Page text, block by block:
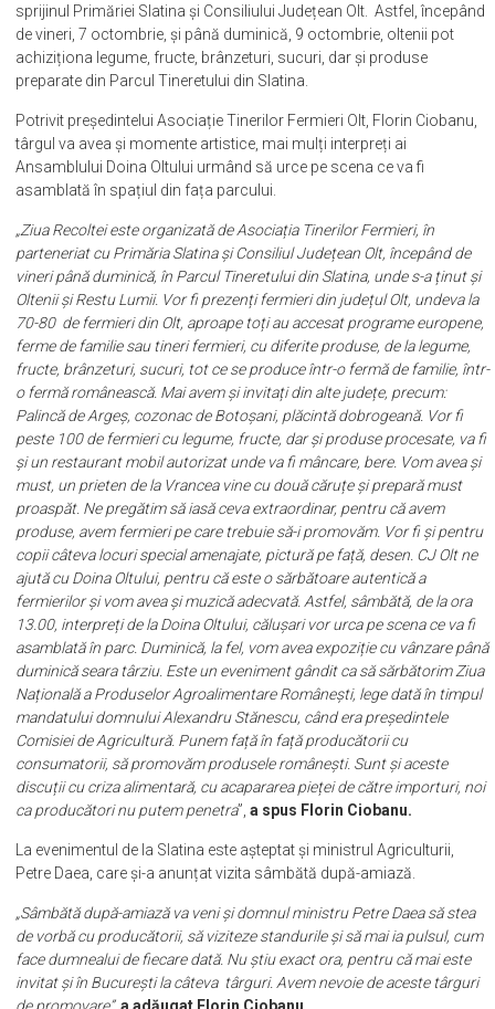
sprijinul Primăriei Slatina și Consiliului Județean Olt. Astfel, începând
de vineri, 7 octombrie, și până duminică, 9 octombrie, oltenii pot
achiziționa legume, fructe, brânzeturi, sucuri, dar și produse
preparate din Parcul Tineretului din Slatina.
Potrivit președintelui Asociație Tinerilor Fermieri Olt, Florin Ciobanu,
târgul va avea și momente artistice, mai mulți interpreți ai
Ansamblului Doina Oltului urmând să urce pe scena ce va fi
asamblată în spațiul din fața parcului.
„Ziua Recoltei este organizată de Asociația Tinerilor Fermieri, în
parteneriat cu Primăria Slatina și Consiliul Județean Olt, începând de
vineri până duminică, în Parcul Tineretului din Slatina, unde s-a ținut și
Oltenii și Restu Lumii. Vor fi prezenți fermieri din județul Olt, undeva la
70-80 de fermieri din Olt, aproape toți au accesat programe europene,
ferme de familie sau tineri fermieri, cu diferite produse, de la legume,
fructe, brânzeturi, sucuri, tot ce se produce într-o fermă de familie, într-
o fermă românească. Mai avem și invitați din alte județe, precum:
Palincă de Argeș, cozonac de Botoșani, plăcintă dobrogeană. Vor fi
peste 100 de fermieri cu legume, fructe, dar și produse procesate, va fi
și un restaurant mobil autorizat unde va fi mâncare, bere. Vom avea și
must, un prieten de la Vrancea vine cu două căruțe și prepară must
proaspăt. Ne pregătim să iasă ceva extraordinar, pentru că avem
produse, avem fermieri pe care trebuie să-i promovăm. Vor fi și pentru
copii câteva locuri special amenajate, pictură pe față, desen. CJ Olt ne
ajută cu Doina Oltului, pentru că este o sărbătoare autentică a
fermierilor și vom avea și muzică adecvată. Astfel, sâmbătă, de la ora
13.00, interpreți de la Doina Oltului, călușari vor urca pe scena ce va fi
asamblată în parc. Duminică, la fel, vom avea expoziție cu vânzare până
duminică seara târziu. Este un eveniment gândit ca să sărbătorim Ziua
Națională a Produselor Agroalimentare Românești, lege dată în timpul
mandatului domnului Alexandru Stănescu, când era președintele
Comisiei de Agricultură. Punem față în față producătorii cu
consumatorii, să promovăm produsele românești. Sunt și aceste
discuții cu criza alimentară, cu acapararea pieței de către importuri, noi
ca producători nu putem penetra”,a spus Florin Ciobanu.
La evenimentul de la Slatina este așteptat și ministrul Agriculturii,
Petre Daea, care și-a anunțat vizita sâmbătă după-amiază.
„Sâmbătă după-amiază va veni și domnul ministru Petre Daea să stea
de vorbă cu producătorii, să viziteze standurile și să mai ia pulsul, cum
face dumnealui de fiecare dată. Nu știu exact ora, pentru că mai este
invitat și în București la câteva târguri. Avem nevoie de aceste târguri
de promovare”, a adăugat Florin Ciobanu